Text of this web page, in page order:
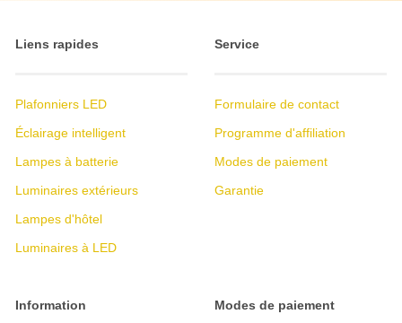
Liens rapides
Plafonniers LED
Éclairage intelligent
Lampes à batterie
Luminaires extérieurs
Lampes d'hôtel
Luminaires à LED
Service
Formulaire de contact
Programme d'affiliation
Modes de paiement
Garantie
Information Modes de paiement